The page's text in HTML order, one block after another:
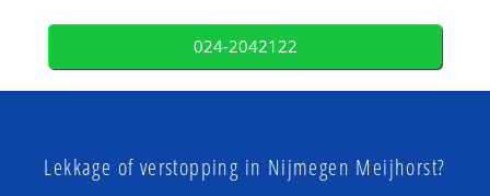
024-2042122
Lekkage of verstopping in Nijmegen Meijhorst?